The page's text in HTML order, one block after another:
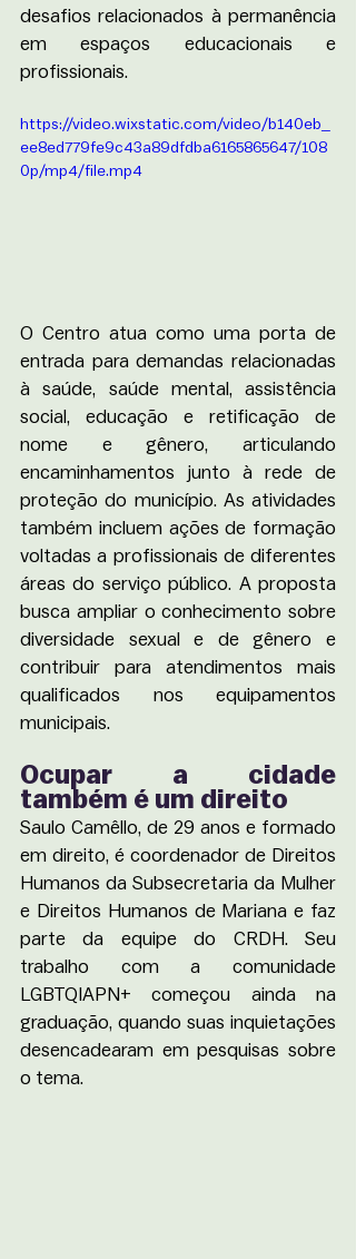
desafios relacionados à permanência
em espaços educacionais e
profissionais.
https://video.wixstatic.com/video/b140eb_
ee8ed779fe9c43a89dfdba6165865647/108
0p/mp4/file.mp4
O Centro atua como uma porta de
entrada para demandas relacionadas
à saúde, saúde mental, assistência
social, educação e retificação de
nome e gênero, articulando
encaminhamentos junto à rede de
proteção do município. As atividades
também incluem ações de formação
voltadas a profissionais de diferentes
áreas do serviço público. A proposta
busca ampliar o conhecimento sobre
diversidade sexual e de gênero e
contribuir para atendimentos mais
qualificados nos equipamentos
municipais.
Ocupar a cidade
também é um direito
Saulo Camêllo, de 29 anos e formado
em direito, é coordenador de Direitos
Humanos da Subsecretaria da Mulher
e Direitos Humanos de Mariana e faz
parte da equipe do CRDH. Seu
trabalho com a comunidade
LGBTQIAPN+ começou ainda na
graduação, quando suas inquietações
desencadearam em pesquisas sobre
o tema.